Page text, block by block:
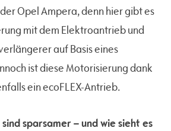
Opel Ampera, denn hier gibt es
mit dem Elektroantrieb und
auf Basis eines
ist diese Motorisierung dank
ein ecoFLEX-Antrieb.
sparsamer – und wie sieht es